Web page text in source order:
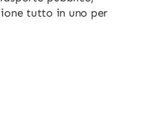
tutto in uno per